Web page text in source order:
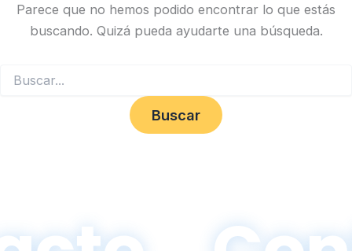
Parece que no hemos podido encontrar lo que estás
buscando. Quizá pueda ayudarte una búsqueda.